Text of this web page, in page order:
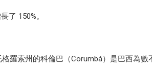
了 150%。
羅索州的科倫巴（Corumbá）是巴西為數